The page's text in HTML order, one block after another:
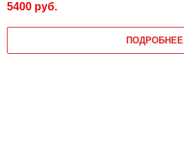
5400 руб.
ПОДРОБНЕЕ